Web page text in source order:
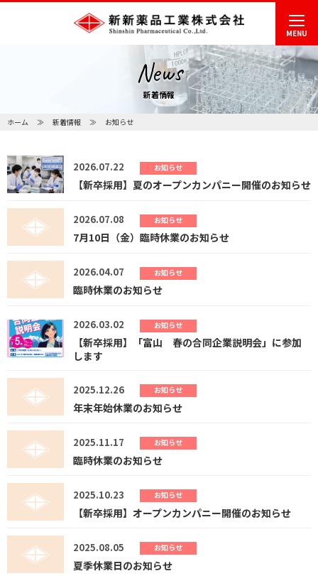
MENU
News
新着情報
ホーム 新着情報 お知らせ
2026.07.22 お知らせ
【新卒採用】夏のオープンカンパニー開催のお知らせ
2026.07.08 お知らせ
7月10日（金）臨時休業のお知らせ
2026.04.07 お知らせ
臨時休業のお知らせ
2026.03.02 お知らせ
【新卒採用】「富山 春の合同企業説明会」に参加
します
2025.12.26 お知らせ
年末年始休業のお知らせ
2025.11.17 お知らせ
臨時休業のお知らせ
2025.10.23 お知らせ
【新卒採用】オープンカンパニー開催のお知らせ
2025.08.05 お知らせ
夏季休業日のお知らせ